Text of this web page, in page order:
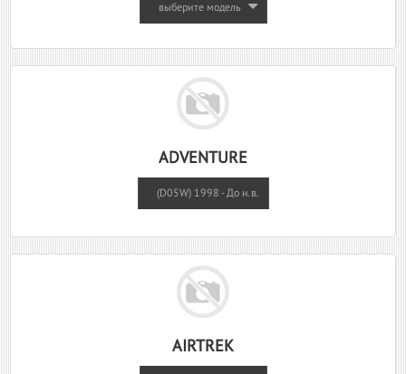
выберите модель
ADVENTURE
(D05W) 1998 - До н.в.
AIRTREK